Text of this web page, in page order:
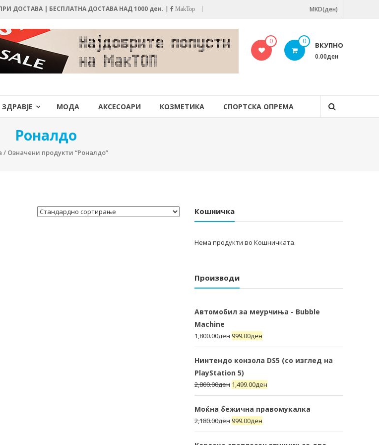
ДОСТАВА | БЕСПЛАТНА ДОСТАВА НАД 1000 ден. | MakTop MKD(ден)
0 0 ВКУПНО
0.00ден
ЗДРАВЈЕ МОДА АКСЕСОАРИ КОЗМЕТИКА СПОРТСКА ОПРЕМА
Роналдо
/ Означени продукти “Роналдо”
Кошничка
Нема продукти во Кошничката.
Производи
Автомобил за меурчиња - Bubble
Machine
1,800.00ден 999.00ден
Нинтендо конзола DS5 (со изглед на
PlayStation 5)
2,800.00ден 1,499.00ден
Моќна бежична правомукалка
2,180.00ден 999.00ден